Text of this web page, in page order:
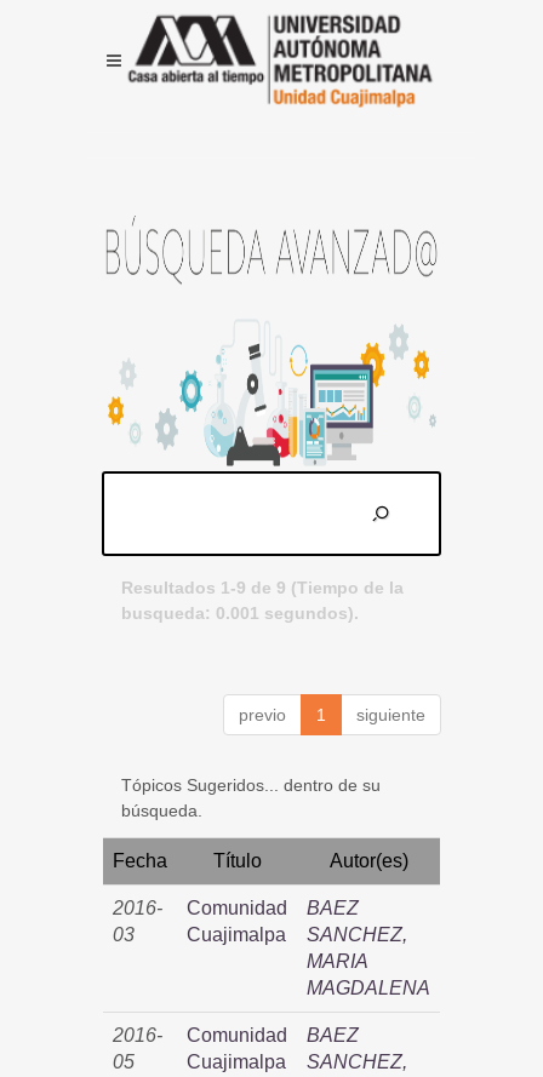
Resultados 1-9 de 9 (Tiempo de la
busqueda: 0.001 segundos).
previo 1 siguiente
Tópicos Sugeridos... dentro de su
búsqueda.
Fecha Título Autor(es)
2016-
03
Comunidad
Cuajimalpa
BAEZ
SANCHEZ,
MARIA
MAGDALENA
2016-
05
Comunidad
Cuajimalpa
BAEZ
SANCHEZ,